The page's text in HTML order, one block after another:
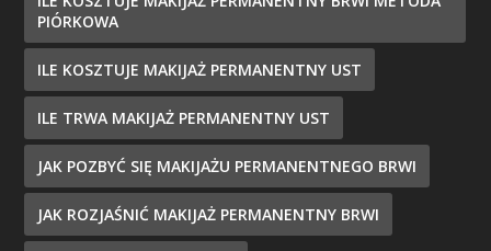
PIÓRKOWA
ILE KOSZTUJE MAKIJAŻ PERMANENTNY UST
ILE TRWA MAKIJAŻ PERMANENTNY UST
JAK POZBYĆ SIĘ MAKIJAŻU PERMANENTNEGO BRWI
JAK ROZJAŚNIĆ MAKIJAŻ PERMANENTNY BRWI